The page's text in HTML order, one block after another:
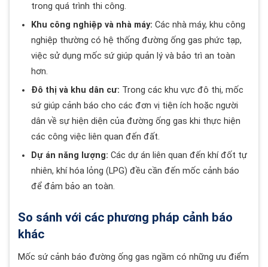
trong quá trình thi công.
Khu công nghiệp và nhà máy: Các nhà máy, khu công
nghiệp thường có hệ thống đường ống gas phức tạp,
việc sử dụng mốc sứ giúp quản lý và bảo trì an toàn
hơn.
Đô thị và khu dân cư: Trong các khu vực đô thị, mốc
sứ giúp cảnh báo cho các đơn vị tiện ích hoặc người
dân về sự hiện diện của đường ống gas khi thực hiện
các công việc liên quan đến đất.
Dự án năng lượng: Các dự án liên quan đến khí đốt tự
nhiên, khí hóa lỏng (LPG) đều cần đến mốc cảnh báo
để đảm bảo an toàn.
So sánh với các phương pháp cảnh báo
khác
Mốc sứ cảnh báo đường ống gas ngầm có những ưu điểm